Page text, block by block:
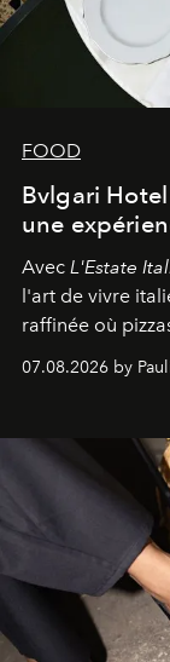
FOOD
Bvlgari
une
Avec L'Estate
l'art de vivre
raffinée où
d'exception
07.08.2026 by